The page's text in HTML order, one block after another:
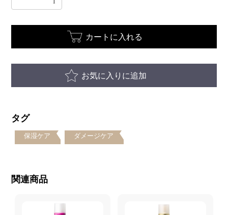
カートに入れる
お気に入りに追加
タグ
保湿ケア ダメージケア
関連商品